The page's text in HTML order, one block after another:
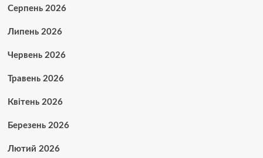
Серпень 2026
Липень 2026
Червень 2026
Травень 2026
Квітень 2026
Березень 2026
Лютий 2026